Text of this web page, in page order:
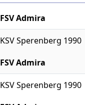
FSV Admira
KSV Sperenberg 1990
FSV Admira
KSV Sperenberg 1990